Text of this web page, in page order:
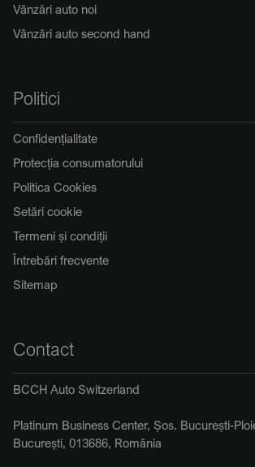
Vânzări auto noi
Vânzări auto second hand
Politici
Confidențialitate
Protecția consumatorului
Politica Cookies
Setări cookie
Termeni și condiții
Întrebări frecvente
Sitemap
Contact
BCCH Auto Switzerland
Platinum Business Center, Șos. București-
București, 013686, România